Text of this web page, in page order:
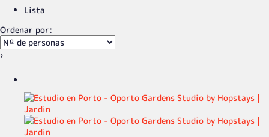
Lista
Ordenar por:
›